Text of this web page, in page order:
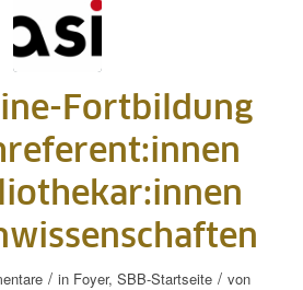
Fortbildung
/ in Foyer,SBB-Startseite / von